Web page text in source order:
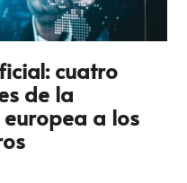
cuatro
de la
a los